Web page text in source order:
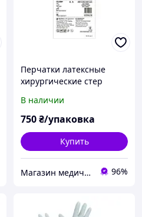
Перчатки латексные
хирургические стер
внутренней
поверхностью покрытой
полимерами (50 пар)
В наличии
750₴/упаковка
Купить
Магазин медичних товарів "МАКСМЕД" 96%